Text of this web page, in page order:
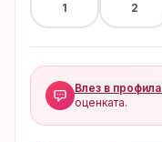
1 2
Влез в
оценката.